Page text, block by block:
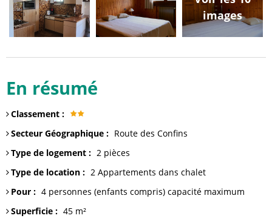
images
En résumé
Classement :
Secteur Géographique : Route des Confins
Type de logement : 2 pièces
Type de location : 2 Appartements dans chalet
Pour : 4 personnes (enfants compris) capacité maximum
Superficie : 45 m²